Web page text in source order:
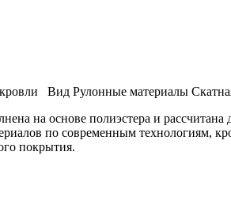
Вид Рулонные материалы
на основе полиэстера и
по современным технологиям,
покрытия.